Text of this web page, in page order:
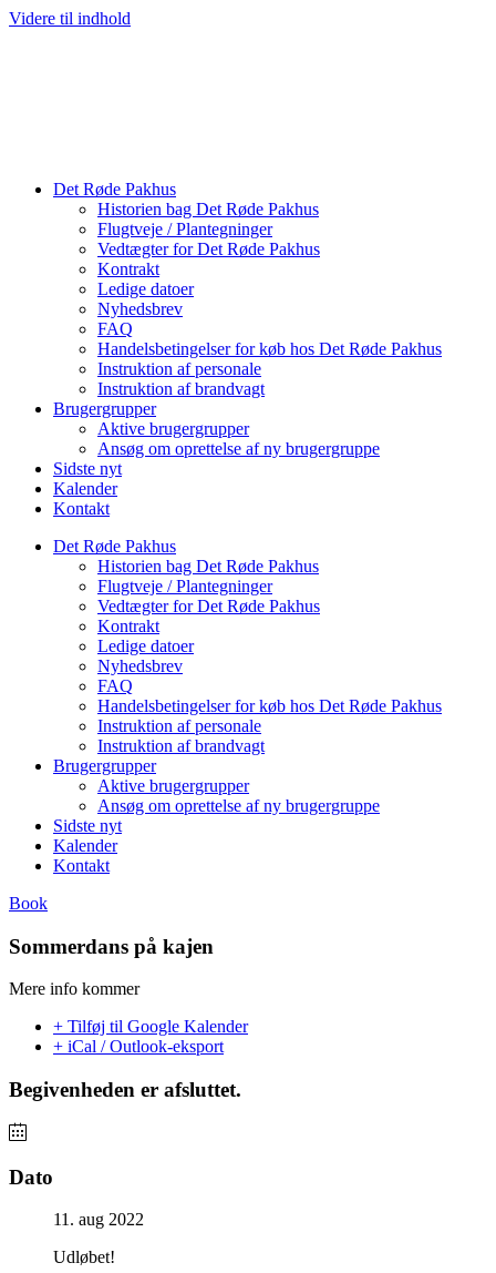
Videre til indhold
Det Røde Pakhus
Historien bag Det Røde Pakhus
Flugtveje / Plantegninger
Vedtægter for Det Røde Pakhus
Kontrakt
Ledige datoer
Nyhedsbrev
FAQ
Handelsbetingelser for køb hos Det Røde Pakhus
Instruktion af personale
Instruktion af brandvagt
Brugergrupper
Aktive brugergrupper
Ansøg om oprettelse af ny brugergruppe
Sidste nyt
Kalender
Kontakt
Det Røde Pakhus
Historien bag Det Røde Pakhus
Flugtveje / Plantegninger
Vedtægter for Det Røde Pakhus
Kontrakt
Ledige datoer
Nyhedsbrev
FAQ
Handelsbetingelser for køb hos Det Røde Pakhus
Instruktion af personale
Instruktion af brandvagt
Brugergrupper
Aktive brugergrupper
Ansøg om oprettelse af ny brugergruppe
Sidste nyt
Kalender
Kontakt
Book
Sommerdans på kajen
Mere info kommer
+ Tilføj til Google Kalender
+ iCal / Outlook-eksport
Begivenheden er afsluttet.
Dato
11. aug 2022
Udløbet!